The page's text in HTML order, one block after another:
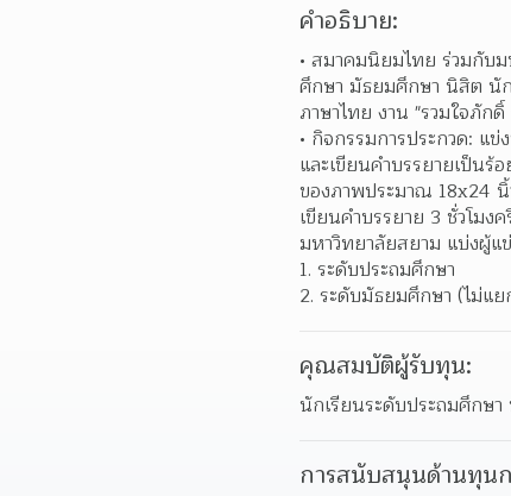
คำอธิบาย:
สมาคมนิยมไทย ร่วมกับม
ศึกษา มัธยมศึกษา นิสิต นัก
ภาษาไทย งาน "รวมใจภัก
กิจกรรมการประกวด: แ
และเขียนคำบรรยายเป็นร้
ของภาพประมาณ 18x24 นิ้
เขียนคำบรรยาย 3 ชั่วโมง
มหาวิทยาลัยสยาม แบ่งผู้แ
ระดับประถมศึกษา
ระดับมัธยมศึกษา (ไม่แ
คุณสมบัติผู้รับทุน:
นักเรียนระดับประถมศึกษ
การสนับสนุนด้านทุน